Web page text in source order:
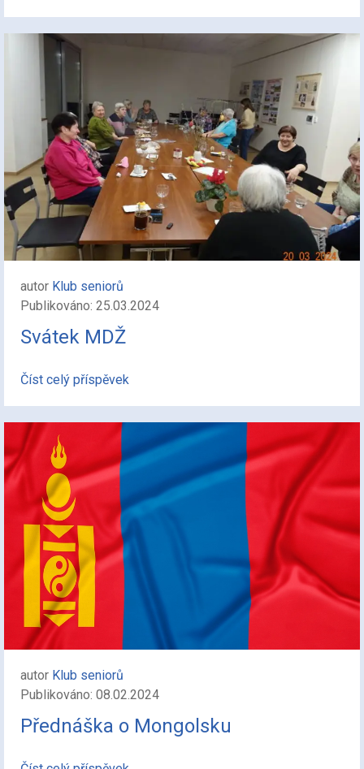
autor Klub seniorů
Publikováno: 25.03.2024
Svátek MDŽ
Číst celý příspěvek
autor Klub seniorů
Publikováno: 08.02.2024
Přednáška o Mongolsku